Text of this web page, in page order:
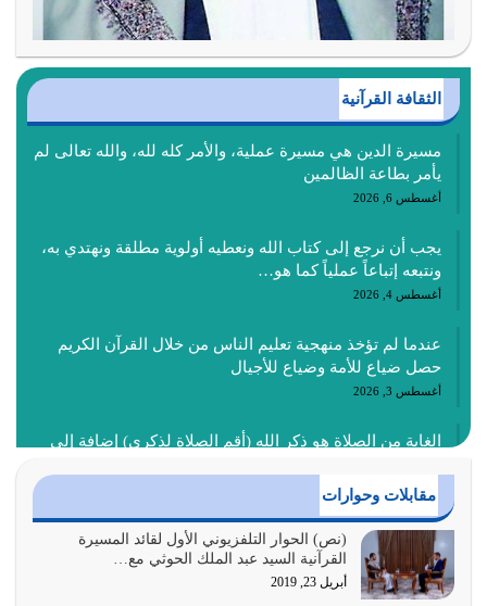
الثقافة القرآنية
مسيرة الدين هي مسيرة عملية، والأمر كله لله، والله تعالى لم
يأمر بطاعة الظالمين
أغسطس 6, 2026
يجب أن نرجع إلى كتاب الله ونعطيه أولوية مطلقة ونهتدي به،
ونتبعه إتباعاً عملياً كما هو…
أغسطس 4, 2026
عندما لم تؤخذ منهجية تعليم الناس من خلال القرآن الكريم
حصل ضياع للأمة وضياع للأجيال
أغسطس 3, 2026
الغاية من الصلاة هو ذكر الله (أقم الصلاة لذكري) إضافة إلى
أغسطس 2, 2026
السبب الرئيسي لشقاء الأمة الابتعاد عن كتاب الله والتعدي
لحدود الله بالإضافات للدين
أغسطس 1, 2026
مقابلات وحوارات
(نص) الحوار التلفزيوني الأول لقائد المسيرة
القرآنية السيد عبد الملك الحوثي مع…
أبريل 23, 2019